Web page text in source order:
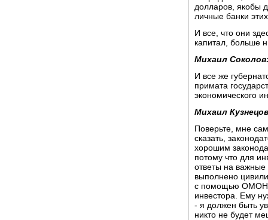
долларов, якобы
личные банки
И все, что они
капитал, больше
Михаил
И все же
примата
экономического
Михаил
Поверьте, мне
сказать,
хорошим
потому что для
ответы на
выполнено
с помощью ОМОНа
инвестора. Ему
- я должен быть
никто не будет